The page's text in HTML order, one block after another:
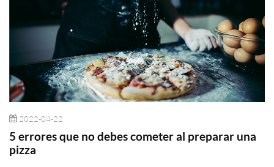
2022-04-22
5 errores que no debes cometer al preparar una
pizza